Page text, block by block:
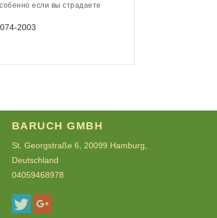
если вы страдаете
2003
BARUCH GMBH
St. Georgstraße 6, 20099 Hamburg,
Deutschland
04059468978